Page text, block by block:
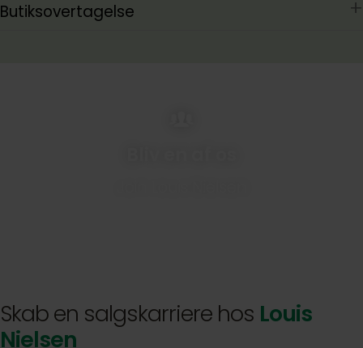
Butiksovertagelse
Skab en salgskarriere hos Louis
Nielsen